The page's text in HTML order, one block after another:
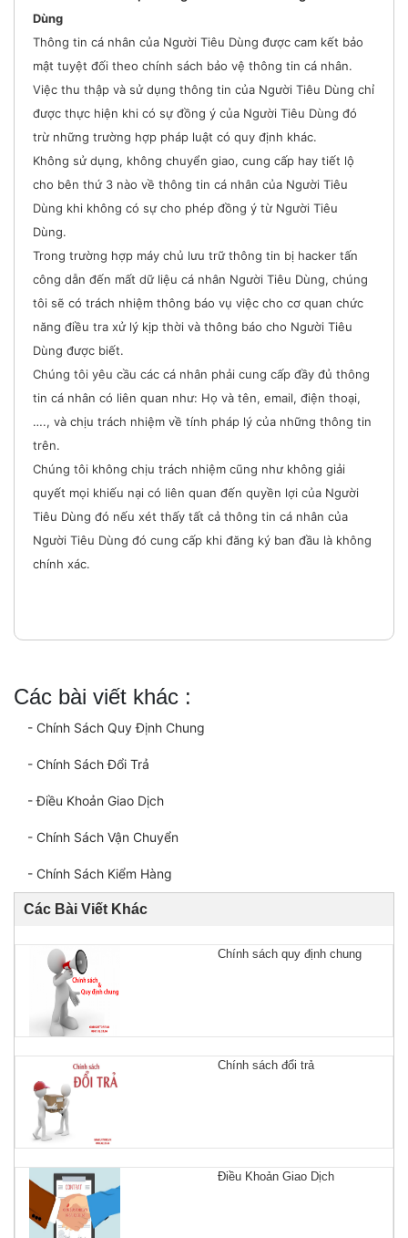
Dùng
Thông tin cá nhân của Người Tiêu Dùng được cam kết bảo
mật tuyệt đối theo chính sách bảo vệ thông tin cá nhân.
Việc thu thập và sử dụng thông tin của Người Tiêu Dùng chỉ
được thực hiện khi có sự đồng ý của Người Tiêu Dùng đó
trừ những trường hợp pháp luật có quy định khác.
Không sử dụng, không chuyển giao, cung cấp hay tiết lộ
cho bên thứ 3 nào về thông tin cá nhân của Người Tiêu
Dùng khi không có sự cho phép đồng ý từ Người Tiêu
Dùng.
Trong trường hợp máy chủ lưu trữ thông tin bị hacker tấn
công dẫn đến mất dữ liệu cá nhân Người Tiêu Dùng, chúng
tôi sẽ có trách nhiệm thông báo vụ việc cho cơ quan chức
năng điều tra xử lý kịp thời và thông báo cho Người Tiêu
Dùng được biết.
Chúng tôi yêu cầu các cá nhân phải cung cấp đầy đủ thông
tin cá nhân có liên quan như: Họ và tên, email, điện thoại,
…., và chịu trách nhiệm về tính pháp lý của những thông tin
trên.
Chúng tôi không chịu trách nhiệm cũng như không giải
quyết mọi khiếu nại có liên quan đến quyền lợi của Người
Tiêu Dùng đó nếu xét thấy tất cả thông tin cá nhân của
Người Tiêu Dùng đó cung cấp khi đăng ký ban đầu là không
chính xác.
Các bài viết khác :
- Chính Sách Quy Định Chung
- Chính Sách Đổi Trả
- Điều Khoản Giao Dịch
- Chính Sách Vận Chuyển
- Chính Sách Kiểm Hàng
Các Bài Viết Khác
Chính sách quy định chung
Chính sách đổi trả
Điều Khoản Giao Dịch